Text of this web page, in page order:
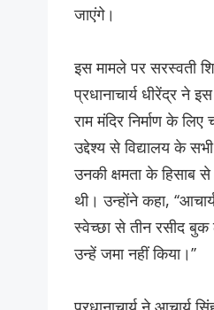
जाएंगे।
इस मामले पर सरस्वती
प्रधानाचार्य धीरेंद्र ने
राम मंदिर निर्माण के
उद्देश्य से विद्यालय के सभी
उनकी क्षमता के हिसाब
थी। उन्होंने कहा,
स्वेच्छा से तीन रसीद
उन्हें जमा नहीं किया।’’